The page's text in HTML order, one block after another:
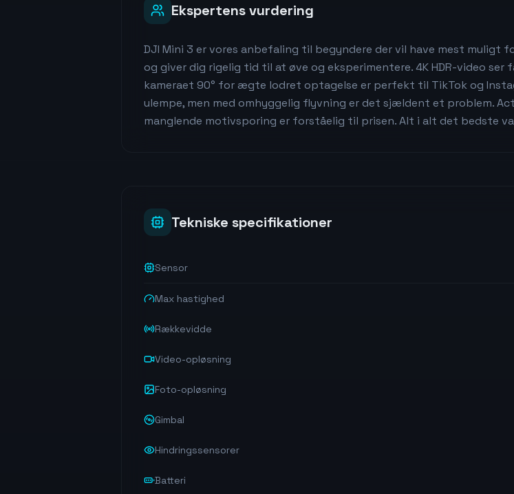
Ekspertens vurdering
DJI Mini 3 er vores anbefaling til begyndere der vil have mest muligt
og giver dig rigelig tid til at øve og eksperimentere. 4K HDR-video
kameraet 90° for ægte lodret optagelse er perfekt til TikTok og
ulempe, men med omhyggelig flyvning er det sjældent et problem.
manglende motivsporing er forståelig til prisen. Alt i alt det bedste
Tekniske specifikationer
Sensor
Max hastighed
Rækkevidde
Video-opløsning
Foto-opløsning
Gimbal
Hindringssensorer
Batteri